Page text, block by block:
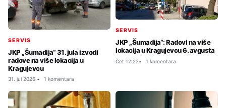
SERVIS
JKP „Šumadija“ 31. jula izvodi
radove na više lokacija u
Kragujevcu
31. jul 2026. 1 komentara
SERVIS
JKP „Šumadija“: Radovi na više
lokacija u Kragujevcu 6. avgusta
Čet 12:22 1 komentara